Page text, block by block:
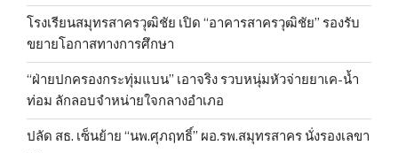
โรงเรียนสมุทรสาครวุฒิชัย เปิด “อาคารสาครวุฒิชัย” รองรับ
ขยายโอกาสทางการศึกษา
“ฝ่ายปกครองกระทุ่มแบน” เอาจริง รวบหนุ่มหัวจ่ายยาเค-น้ำ
ท่อม ลักลอบจำหน่ายใจกลางอำเภอ
ปลัด สธ. เซ็นย้าย “นพ.ศุภฤทธิ์” ผอ.รพ.สมุทรสาคร นั่งรองเลขา